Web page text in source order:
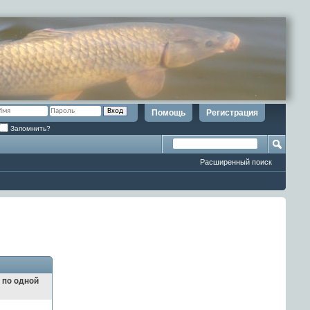
Регистрация
Помощь
Запомнить?
Расширенный поиск
по одной